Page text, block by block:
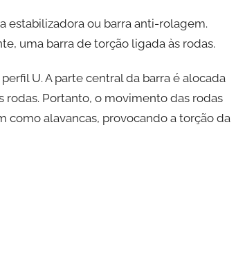
estabilizadora ou barra anti-rolagem.
uma barra de torção ligada às rodas.
U. A parte central da barra é alocada
rodas. Portanto, o movimento das rodas
como alavancas, provocando a torção da